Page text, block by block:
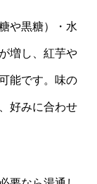
や黒糖）・水
増し、紅芋や
能です。味の
好みに合わせ